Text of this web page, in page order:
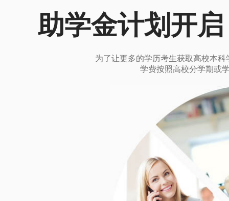
助学金计划开
为了让更多的学历考生获取高校本
学费按照高校分学期或